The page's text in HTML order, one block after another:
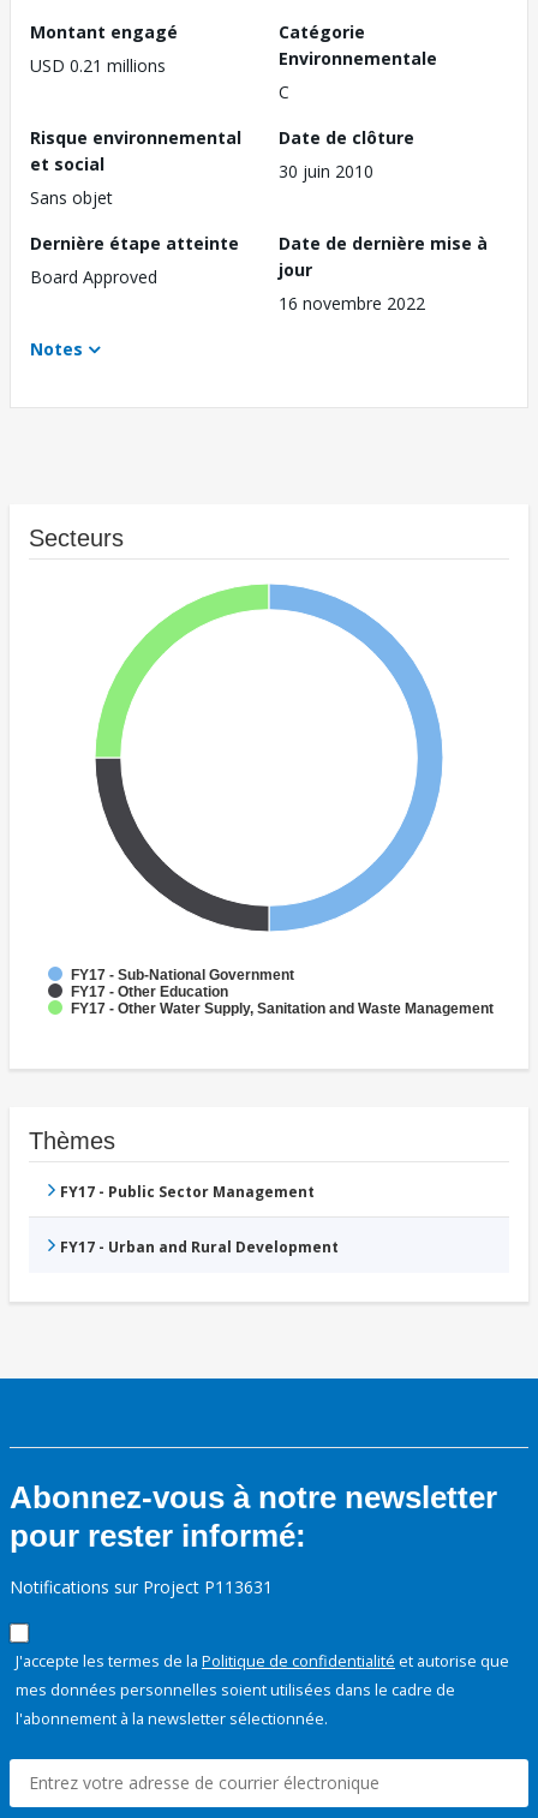
Montant engagé
USD 0.21 millions
Catégorie
Environnementale
C
Risque environnemental
et social
Sans objet
Date de clôture
30 juin 2010
Dernière étape atteinte
Board Approved
Date de dernière mise à
jour
16 novembre 2022
Notes
Secteurs
FY17 - Sub-National Government
FY17 - Other Education
FY17 - Other Water Supply, Sanitation and Waste Management
Thèmes
FY17 - Public Sector Management
FY17 - Urban and Rural Development
Abonnez-vous à notre newsletter
pour rester informé:
Notifications sur Project P113631
J'accepte les termes de la Politique de confidentialité et autorise que
mes données personnelles soient utilisées dans le cadre de
l'abonnement à la newsletter sélectionnée.